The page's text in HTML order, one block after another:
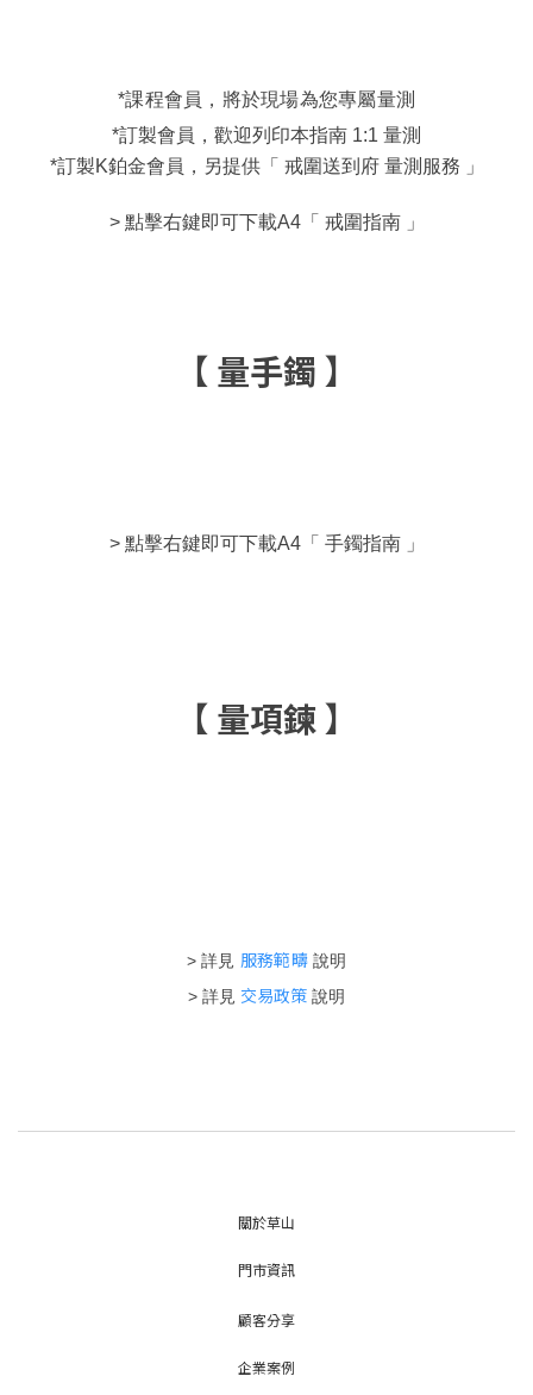
*課程會員，將於現場為您專屬量測
*訂製會員，歡迎列印本指南 1:1 量測
*訂製K鉑金會員，另提供「 戒圍送到府 量測服務 」
> 點擊右鍵即可下載A4「 戒圍指南 」
【 量手鐲 】
> 點擊右鍵即可下載A4「 手鐲指南 」
【 量項鍊 】
> 詳見 服務範疇說明
> 詳見 交易政策 說明
關於草山
門市資訊
顧客分享
企業案例